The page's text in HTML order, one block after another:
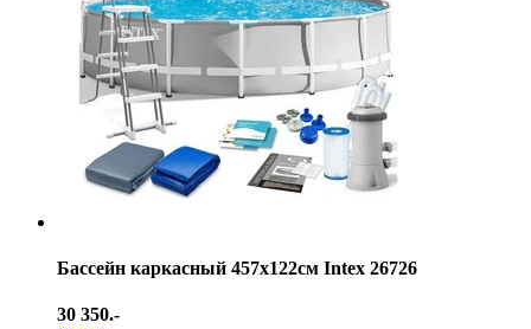
Бассейн каркасный 457х122см Intex 26726
30 350.-